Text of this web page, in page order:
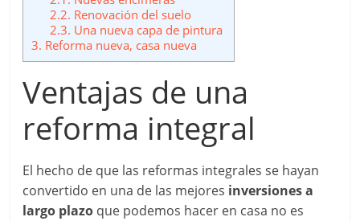
2.2. Renovación del suelo
2.3. Una nueva capa de pintura
3. Reforma nueva, casa nueva
Ventajas de una
reforma integral
El hecho de que las reformas integrales se hayan
convertido en una de las mejores inversiones a
largo plazo que podemos hacer en casa no es